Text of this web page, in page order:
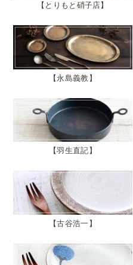
とりもと硝子店
永島義教
羽生直記
古谷浩一